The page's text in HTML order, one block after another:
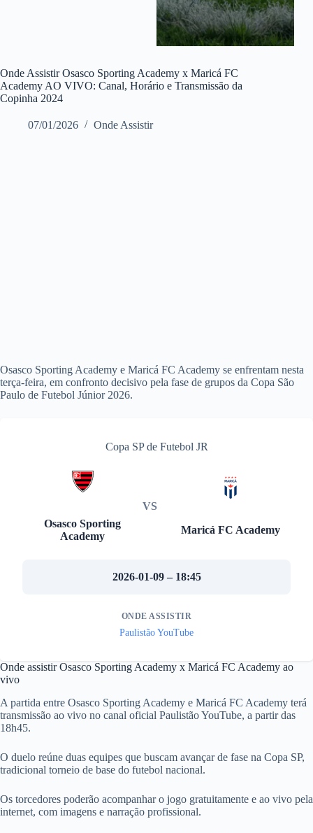
Onde Assistir Osasco Sporting Academy x Maricá FC
Academy AO VIVO: Canal, Horário e Transmissão da
Copinha 2024
07/01/2026 Onde Assistir
Osasco Sporting Academy e Maricá FC Academy se enfrentam nesta
terça-feira, em confronto decisivo pela fase de grupos da Copa São
Paulo de Futebol Júnior 2026.
Copa SP de Futebol JR
Osasco Sporting
Academy
VS
Maricá FC Academy
2026-01-09 – 18:45
ONDE ASSISTIR
Paulistão YouTube
Onde assistir Osasco Sporting Academy x Maricá FC Academy ao
vivo
A partida entre Osasco Sporting Academy e Maricá FC Academy terá
transmissão ao vivo no canal oficial Paulistão YouTube, a partir das
18h45.
O duelo reúne duas equipes que buscam avançar de fase na Copa SP,
tradicional torneio de base do futebol nacional.
Os torcedores poderão acompanhar o jogo gratuitamente e ao vivo pela
internet, com imagens e narração profissional.